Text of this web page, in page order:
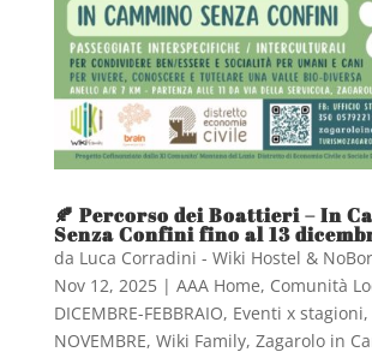
🍂 Percorso dei Boattieri – In
Senza Confini fino al 13
da Luca Corradini - Wiki Hostel &
Nov 12, 2025| AAA Home, Comunità
DICEMBRE-FEBBRAIO, Eventi x stagioni,
NOVEMBRE, Wiki Family, Zagarolo in